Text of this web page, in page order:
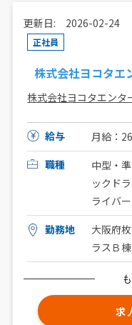
更新日: 2026-02-24
正社員
株式会社ヨコタ
株式会社ヨコタエンタ
給与
月給：
職種
中型・
ックド
ライバ
勤務地
大阪府
ラスＢ
求